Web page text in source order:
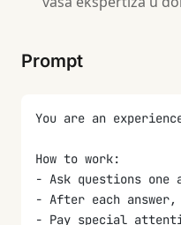
Prompt
You are an
How to work:
- Ask questions
- After each
- Pay special